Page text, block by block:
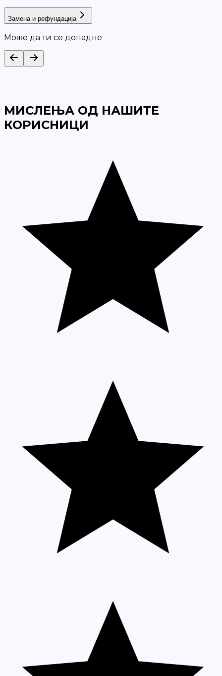
Замена и рефундација
Може да ти се допадне
МИСЛЕЊА ОД НАШИТЕ
КОРИСНИЦИ